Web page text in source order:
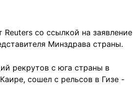
со ссылкой на заявление
Минздрава страны.
рекрутов с юга страны в
сошел с рельсов в Гизе -